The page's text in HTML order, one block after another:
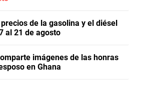
de la gasolina y el diésel
al 21 de agosto
imágenes de las honras
en Ghana